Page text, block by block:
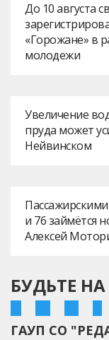
До 10 августа
«Горожане» в
молодежи
Увеличение
пруда может
Нейвинском
и 76 займётся
Алексей
БУДЬТЕ
ГАУП СО